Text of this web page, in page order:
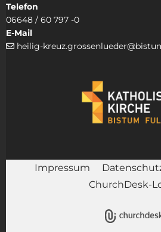
Telefon
06648 / 60 797 -0
E-Mail
 heilig-
Impressum
ChurchDesk-